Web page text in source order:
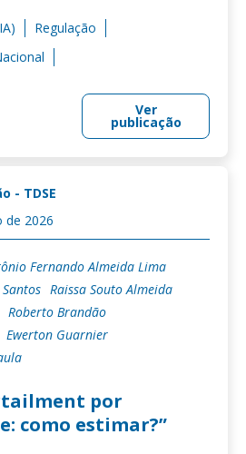
Regulação
Ver
publicação
- TDSE
de 2026
Fernando Almeida Lima
Raissa Souto Almeida
Roberto Brandão
Ewerton Guarnier
por
como estimar?”